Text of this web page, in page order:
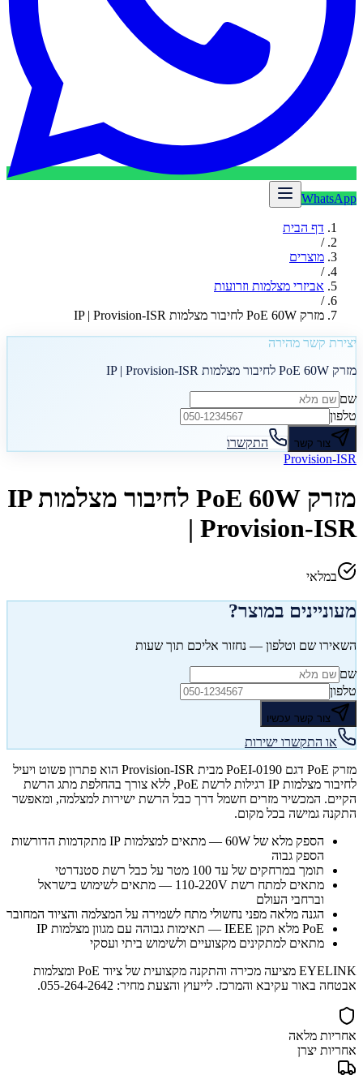
WhatsApp
דף הבית
/
מוצרים
/
אביזרי מצלמות וזרועות
/
מזרק PoE 60W לחיבור מצלמות IP | Provision-ISR
יצירת קשר מהירה
מזרק PoE 60W לחיבור מצלמות IP | Provision-ISR
שם
טלפון
צור קשר
התקשרו
Provision-ISR
מזרק PoE 60W לחיבור מצלמות IP
| Provision-ISR
במלאי
מעוניינים במוצר?
השאירו שם וטלפון — נחזור אליכם תוך שעות
שם
טלפון
צור קשר עכשיו
או התקשרו ישירות
מזרק PoE דגם PoEI-0190 מבית Provision-ISR הוא פתרון פשוט ויעיל
לחיבור מצלמות IP רגילות לרשת PoE, ללא צורך בהחלפת מתג הרשת
הקיים. המכשיר מזרים חשמל דרך כבל הרשת ישירות למצלמה, ומאפשר
התקנה גמישה בכל מקום.
הספק מלא של 60W — מתאים למצלמות IP מתקדמות הדורשות
הספק גבוה
תומך במרחקים של עד 100 מטר על כבל רשת סטנדרטי
מתאים למתח רשת 110-220V — מתאים לשימוש בישראל
וברחבי העולם
הגנה מלאה מפני נחשולי מתח לשמירה על המצלמה והציוד המחובר
PoE מלא תקן IEEE — תאימות גבוהה עם מגוון מצלמות IP
מתאים למתקינים מקצועיים ולשימוש ביתי ועסקי
EYELINK מציעה מכירה והתקנה מקצועית של ציוד PoE ומצלמות
אבטחה באור עקיבא והמרכז. לייעוץ והצעת מחיר: 055-264-2642.
אחריות מלאה
אחריות יצרן